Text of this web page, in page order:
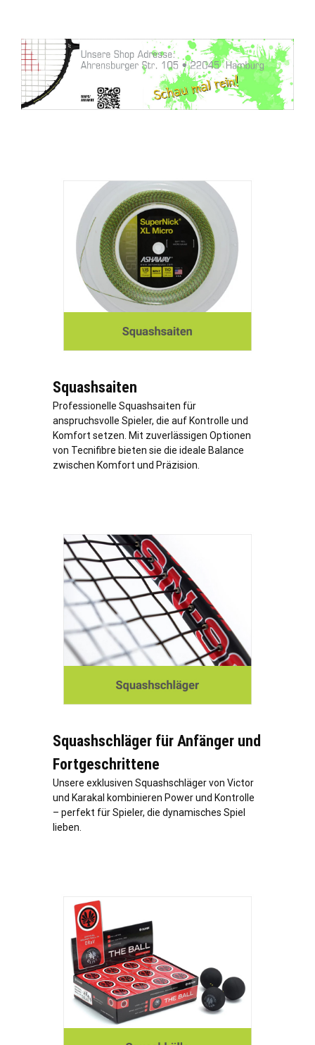
Squashsaiten
Professionelle Squashsaiten für
anspruchsvolle Spieler, die auf Kontrolle und
Komfort setzen. Mit zuverlässigen Optionen
von Tecnifibre bieten sie die ideale Balance
zwischen Komfort und Präzision.
Squashschläger für Anfänger und
Fortgeschrittene
Unsere exklusiven Squashschläger von Victor
und Karakal kombinieren Power und Kontrolle
– perfekt für Spieler, die dynamisches Spiel
lieben.